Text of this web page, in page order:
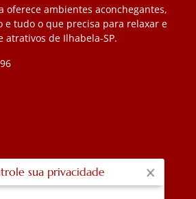
oferece ambientes aconchegantes,
e tudo o que precisa para relaxar e
atrativos de Ilhabela-SP.
sua privacidade